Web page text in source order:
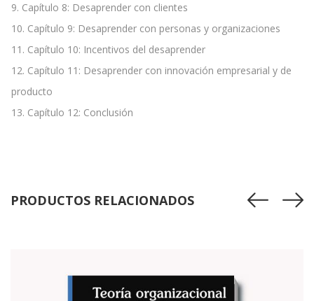
9. Capítulo 8: Desaprender con clientes
10. Capítulo 9: Desaprender con personas y organizaciones
11. Capítulo 10: Incentivos del desaprender
12. Capítulo 11: Desaprender con innovación empresarial y de
producto
13. Capítulo 12: Conclusión
PRODUCTOS RELACIONADOS